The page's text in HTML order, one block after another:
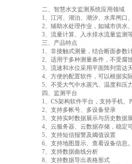
二、智慧水文监测系统应用领域
1、江河、湖泊、潮汐、水库闸口
2、辅助水处理作业，如城市供水
3、流量计算、入水排水流量监测
三、产品特点
1、非接触式测量，结合断面参数
2、适用于多种测量条件，不受腐
3、流速和水位采用平面阵列雷达
4、方便的配置软件，可以根据实
5、不受大气中水蒸汽、温度和压
四、监测平台
1、CS架构软件平台，支持手机
2、支持多帐号、多设备登录
3、支持实时数据展示与历史数据
4、云服务器、云数据存储，稳定
5、支持短信报警及阈值设置
6、支持地图显示、查看设备信息
7、支持数据曲线分析
8、支持数据导出表格形式